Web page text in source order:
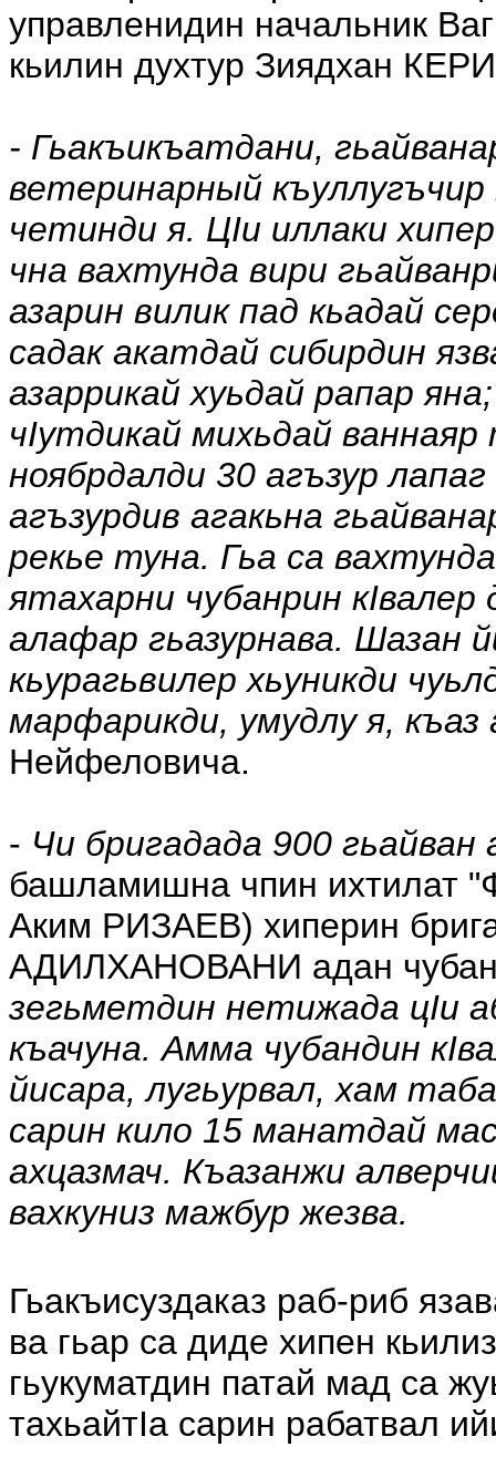
управленидин начальник
кьилин духтур Зиядхан
- Гьакъикъатдани,
ветеринарный
четинди я. ЦIи иллаки
чна вахтунда вири
азарин вилик пад кьадай
садак акатдай сибирдин
азаррикай хуьдай рапар
чIутдикай михьдай
ноябрдалди 30 агъзур
агъзурдив агакьна
рекье туна. Гьа са
ятахарни чубанрин кIвалер
алафар гьазурнава. Шазан
кьурагьвилер хьуникди
марфарикди, умудлу я, къаз
Нейфеловича.
- Чи бригадада 900 гьайван
башламишна чпин ихтилат
Аким РИЗАЕВ) хиперин
АДИЛХАНОВАНИ адан
зегьметдин нетижада цIи
къачуна. Амма чубандин
йисара, лугьурвал, хам
сарин кило 15 манатдай
ахцазмач. Къазанжи
вахкуниз мажбур жезва.
Гьакъисуздаказ раб-риб
ва гьар са диде хипен
гьукуматдин патай мад са
тахьайтIа сарин рабатвал